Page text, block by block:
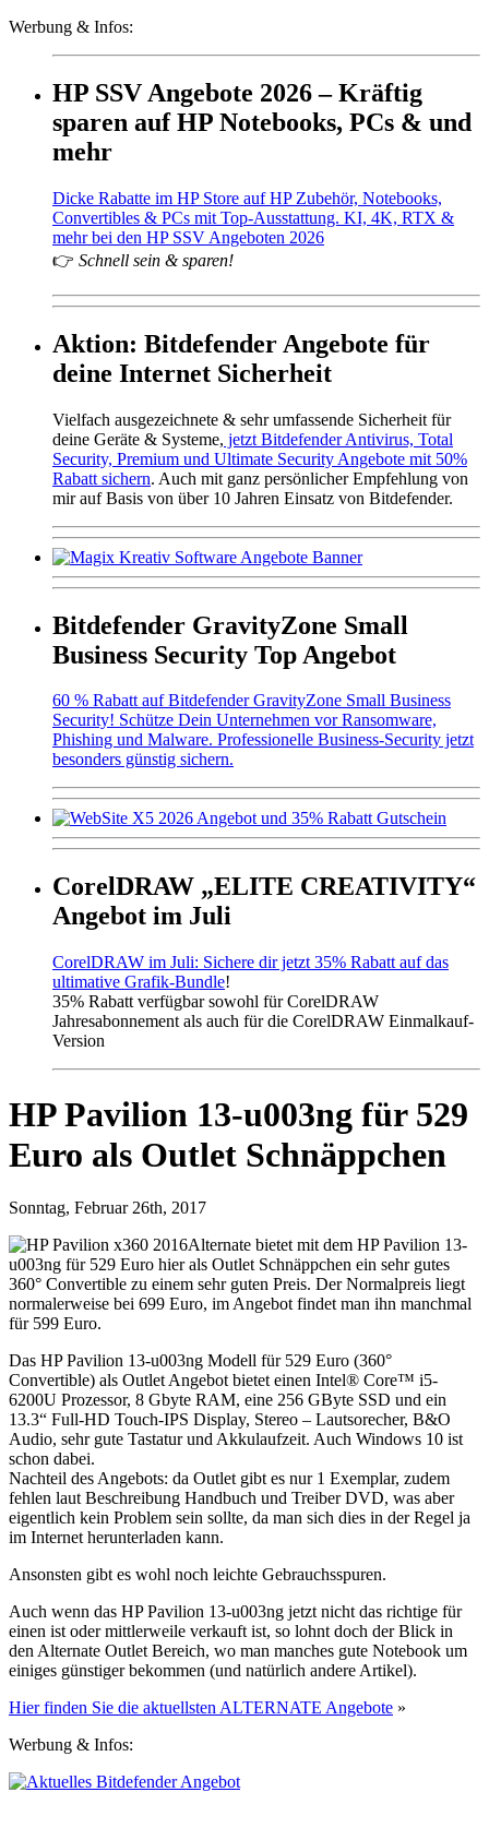
Werbung & Infos:
HP SSV Angebote 2026 – Kräftig
sparen auf HP Notebooks, PCs & und
mehr
Dicke Rabatte im HP Store auf HP Zubehör, Notebooks,
Convertibles & PCs mit Top-Ausstattung. KI, 4K, RTX &
mehr bei den HP SSV Angeboten 2026
👉 Schnell sein & sparen!
Aktion: Bitdefender Angebote für
deine Internet Sicherheit
Vielfach ausgezeichnete & sehr umfassende Sicherheit für
deine Geräte & Systeme, jetzt Bitdefender Antivirus, Total
Security, Premium und Ultimate Security Angebote mit 50%
Rabatt sichern. Auch mit ganz persönlicher Empfehlung von
mir auf Basis von über 10 Jahren Einsatz von Bitdefender.
Bitdefender GravityZone Small
Business Security Top Angebot
60 % Rabatt auf Bitdefender GravityZone Small Business
Security! Schütze Dein Unternehmen vor Ransomware,
Phishing und Malware. Professionelle Business-Security jetzt
besonders günstig sichern.
CorelDRAW „ELITE CREATIVITY“
Angebot im Juli
CorelDRAW im Juli: Sichere dir jetzt 35% Rabatt auf das
ultimative Grafik-Bundle!
35% Rabatt verfügbar sowohl für CorelDRAW
Jahresabonnement als auch für die CorelDRAW Einmalkauf-
Version
HP Pavilion 13-u003ng für 529
Euro als Outlet Schnäppchen
Sonntag, Februar 26th, 2017
Alternate bietet mit dem HP Pavilion 13-
u003ng für 529 Euro hier als Outlet Schnäppchen ein sehr gutes
360° Convertible zu einem sehr guten Preis. Der Normalpreis liegt
normalerweise bei 699 Euro, im Angebot findet man ihn manchmal
für 599 Euro.
Das HP Pavilion 13-u003ng Modell für 529 Euro (360°
Convertible) als Outlet Angebot bietet einen Intel® Core™ i5-
6200U Prozessor, 8 Gbyte RAM, eine 256 GByte SSD und ein
13.3“ Full-HD Touch-IPS Display, Stereo – Lautsorecher, B&O
Audio, sehr gute Tastatur und Akkulaufzeit. Auch Windows 10 ist
schon dabei.
Nachteil des Angebots: da Outlet gibt es nur 1 Exemplar, zudem
fehlen laut Beschreibung Handbuch und Treiber DVD, was aber
eigentlich kein Problem sein sollte, da man sich dies in der Regel ja
im Internet herunterladen kann.
Ansonsten gibt es wohl noch leichte Gebrauchsspuren.
Auch wenn das HP Pavilion 13-u003ng jetzt nicht das richtige für
einen ist oder mittlerweile verkauft ist, so lohnt doch der Blick in
den Alternate Outlet Bereich, wo man manches gute Notebook um
einiges günstiger bekommen (und natürlich andere Artikel).
Hier finden Sie die aktuellsten ALTERNATE Angebote »
Werbung & Infos: